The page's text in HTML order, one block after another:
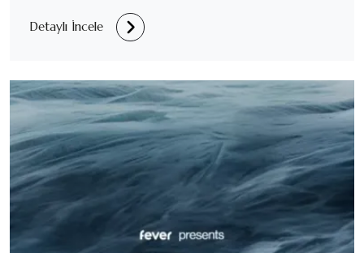
Detaylı İncele